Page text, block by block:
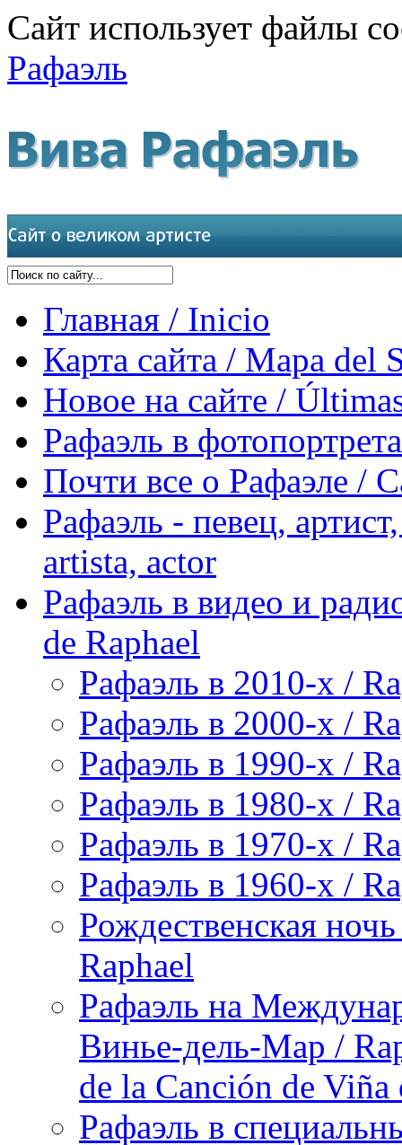
Сайт использует файлы
Рафаэль
Главная / Inicio
Карта сайта / Mapa del
Новое на сайте /
Рафаэль в
Почти все о Рафаэле /
Рафаэль - певец,
artista, actor
Рафаэль в видео и
de Raphael
Рафаэль в 2010-х /
Рафаэль в 2000-х /
Рафаэль в 1990-х /
Рафаэль в 1980-х /
Рафаэль в 1970-х /
Рафаэль в 1960-х /
Рождественская
Raphael
Рафаэль на
Винье-дель-Мар /
de la Canción de
Рафаэль в